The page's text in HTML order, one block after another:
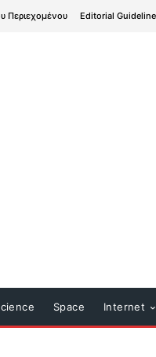
Περιεχομένου Editorial
Space Internet